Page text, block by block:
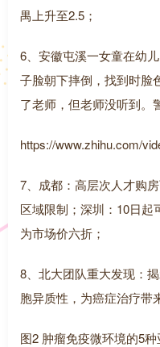
禺上升至2.5；
6、安徽屯溪一女童在幼
子脸朝下摔倒，找到时脸
了老师，但老师没听到。
https://www.zhihu.com/
7、成都：高层次人才购
区域限制；深圳：10日起
为市场价六折；
8、北大团队重大发现：
胞异质性，为癌症治疗带
图2 肿瘤免疫微环境的5